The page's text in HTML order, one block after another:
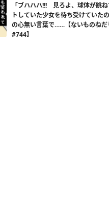
「ブハハハ!!! 見ろよ、球体が跳
トしていた少女を待ち受けていた
の心無い言葉で……【ないものねだ
#744】